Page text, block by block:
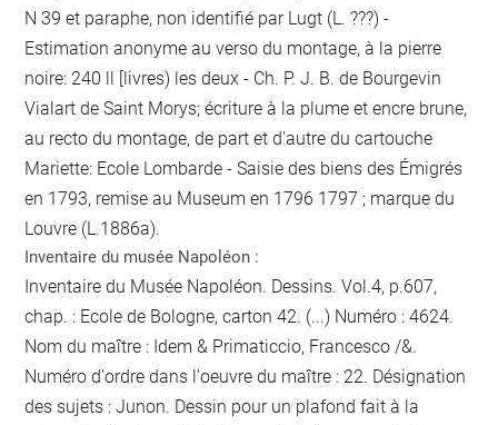
N 39 et paraphe, non identifié par Lugt (L. ???) -
Estimation anonyme au verso du montage, à la pierre
noire: 240 ll [livres) les deux - Ch. P. J. B. de Bourgevin
Vialart de Saint Morys; écriture à la plume et encre brune,
au recto du montage, de part et d'autre du cartouche
Mariette: Ecole Lombarde - Saisie des biens des Émigrés
en 1793, remise au Museum en 1796 1797 ; marque du
Louvre (L.1886a).
Inventaire du musée Napoléon :
Inventaire du Musée Napoléon. Dessins. Vol.4, p.607,
chap. : Ecole de Bologne, carton 42. (...) Numéro : 4624.
Nom du maître : Idem & Primaticcio, Francesco /&.
Numéro d'ordre dans l'oeuvre du maître : 22. Désignation
des sujets : Junon. Dessin pour un plafond fait à la